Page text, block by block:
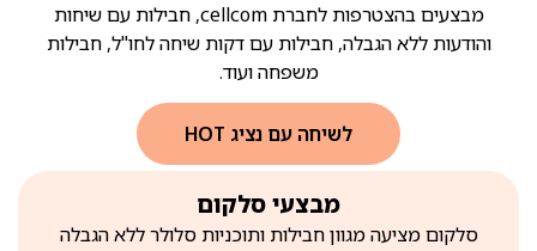
מבצעים בהצטרפות לחברת cellcom, חבילות עם שיחות
והודעות ללא הגבלה, חבילות עם דקות שיחה לחו"ל, חבילות
משפחה ועוד.
לשיחה עם נציג HOT
מבצעי סלקום
סלקום מציעה מגוון חבילות ותוכניות סלולר ללא הגבלה